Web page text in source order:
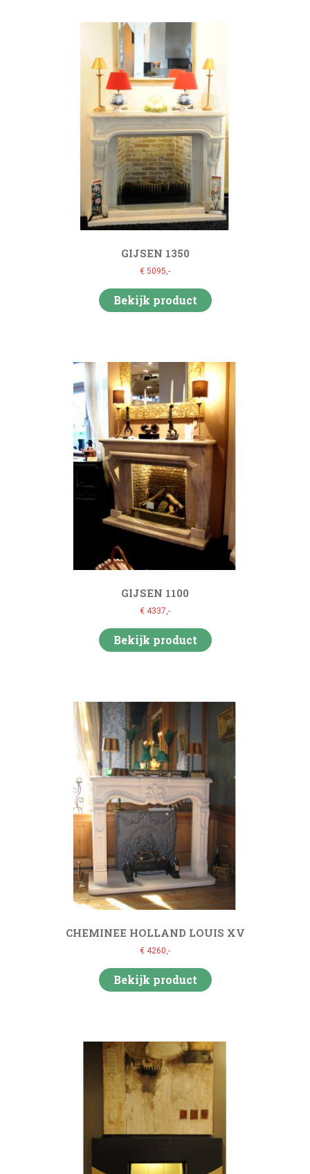
GIJSEN 1350
€ 5095,-
Bekijk product
GIJSEN 1100
€ 4337,-
Bekijk product
CHEMINEE HOLLAND LOUIS XV
€ 4260,-
Bekijk product